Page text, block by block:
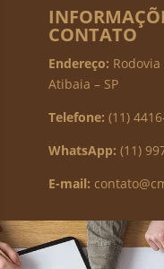
CONTATO
Endereço:
Atibaia – SP
Telefone: (11)
WhatsApp: (11)
E-mail: